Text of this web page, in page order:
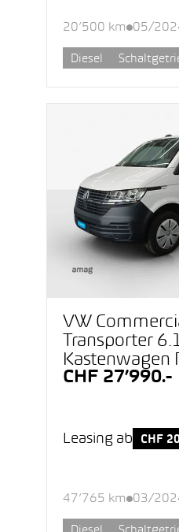
20’500 km 05/
Diesel
VW
Transporter
Kastenwagen
CHF 27’990.-
Leasing ab CHF
47’765 km 03/